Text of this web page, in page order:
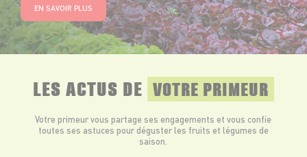
EN SAVOIR PLUS
LES ACTUS DE VOTRE PRIMEUR
Votre primeur vous partage ses engagements et vous confie
toutes ses astuces pour déguster les fruits et légumes de
saison.